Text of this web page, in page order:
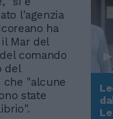
l'agenzia
ha
Mar del
comando
del
che "alcune
state
States?